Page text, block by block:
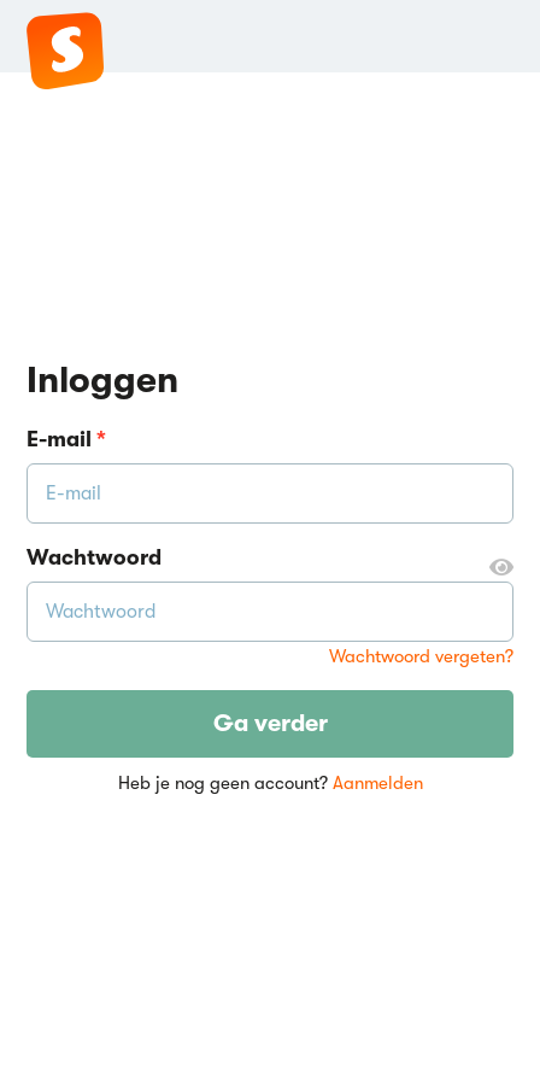
Inloggen
E-mail*
Wachtwoord
Wachtwoord vergeten?
Ga verder
Heb je nog geen account? Aanmelden